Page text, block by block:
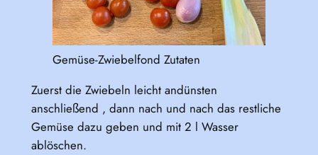
Gemüse-Zwiebelfond Zutaten
Zuerst die Zwiebeln leicht andünsten
anschließend , dann nach und nach das restliche
Gemüse dazu geben und mit 2 l Wasser
ablöschen.